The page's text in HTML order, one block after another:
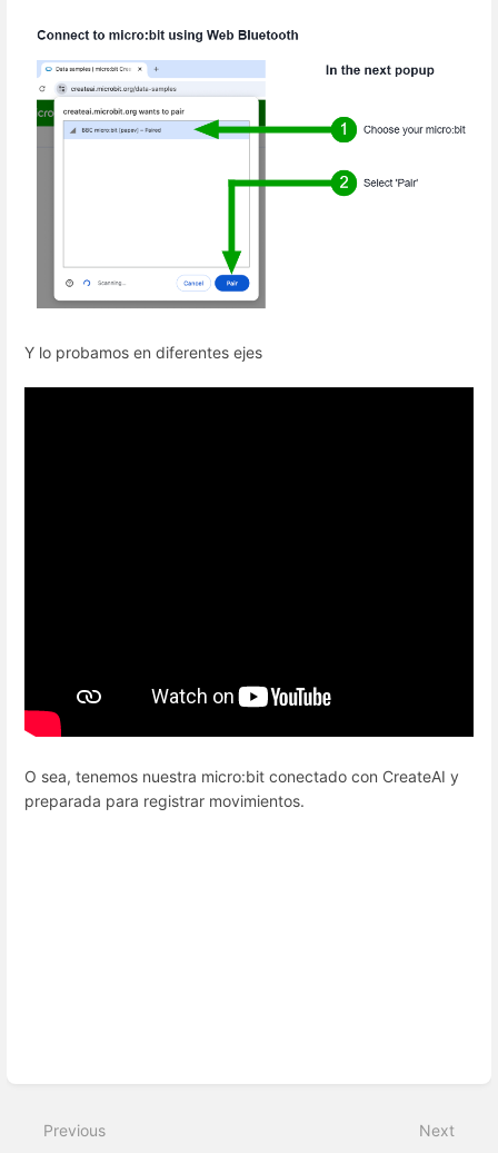
Y lo probamos en diferentes ejes
O sea, tenemos nuestra micro:bit conectado con CreateAI y
preparada para registrar movimientos.
mode
Previous Next